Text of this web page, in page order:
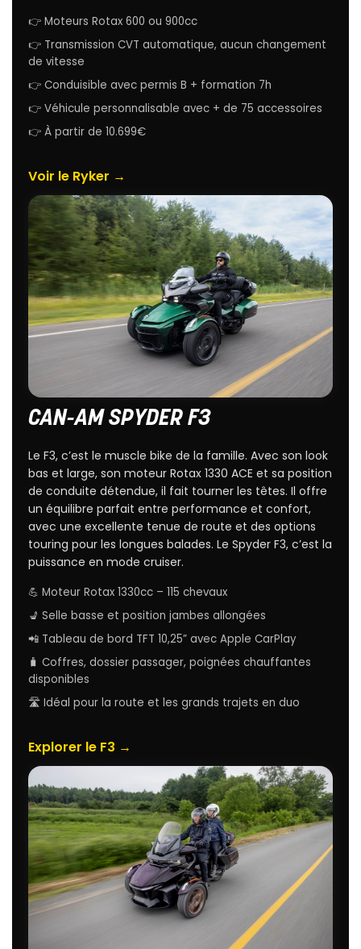
👉 Moteurs Rotax 600 ou 900cc
👉 Transmission CVT automatique, aucun changement
de vitesse
👉 Conduisible avec permis B + formation 7h
👉 Véhicule personnalisable avec + de 75 accessoires
👉 À partir de 10.699€
Voir le Ryker →
CAN-AM SPYDER F3
Le F3, c’est le muscle bike de la famille. Avec son look
bas et large, son moteur Rotax 1330 ACE et sa position
de conduite détendue, il fait tourner les têtes. Il offre
un équilibre parfait entre performance et confort,
avec une excellente tenue de route et des options
touring pour les longues balades. Le Spyder F3, c’est la
puissance en mode cruiser.
💪 Moteur Rotax 1330cc – 115 chevaux
💺 Selle basse et position jambes allongées
📲 Tableau de bord TFT 10,25” avec Apple CarPlay
🧳 Coffres, dossier passager, poignées chauffantes
disponibles
🛣️ Idéal pour la route et les grands trajets en duo
Explorer le F3 →